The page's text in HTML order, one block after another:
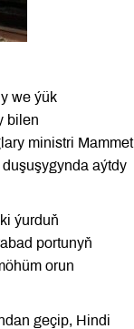
we ýük
bilen
ministri Mammet
aýtdy
ýurduň
portunyň
orun
geçip, Hindi